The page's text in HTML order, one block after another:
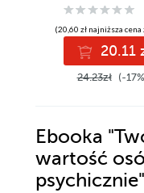
(20,60 zł najniższa cena
20.11
24.23zł (-
Ebooka
wartość
psychicznie"